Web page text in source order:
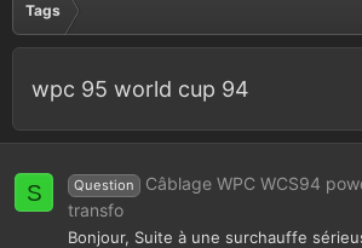
Tags
wpc 95 world cup 94
S Question
Câblage WPC WCS94
transfo
Bonjour, Suite à une surchauffe